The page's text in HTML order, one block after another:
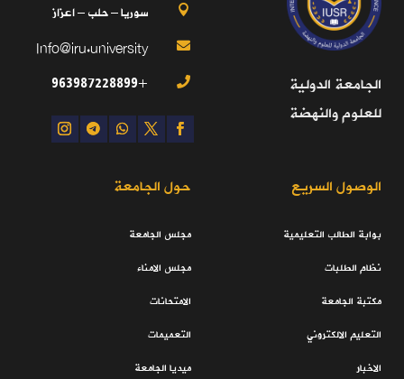
الجامعة الدولية
للعلوم والنهضة
 سوريا – حلب – اعزاز

Info@iru.university

+963987228899
الوصول السريع
بوابة الطالب التعليمية
نظام الطلبات
مكتبة الجامعة
التعليم الالكتروني
الاخبار
حول الجامعة
مجلس الجامعة
مجلس الامناء
الامتحانات
التعميمات
ميديا الجامعة